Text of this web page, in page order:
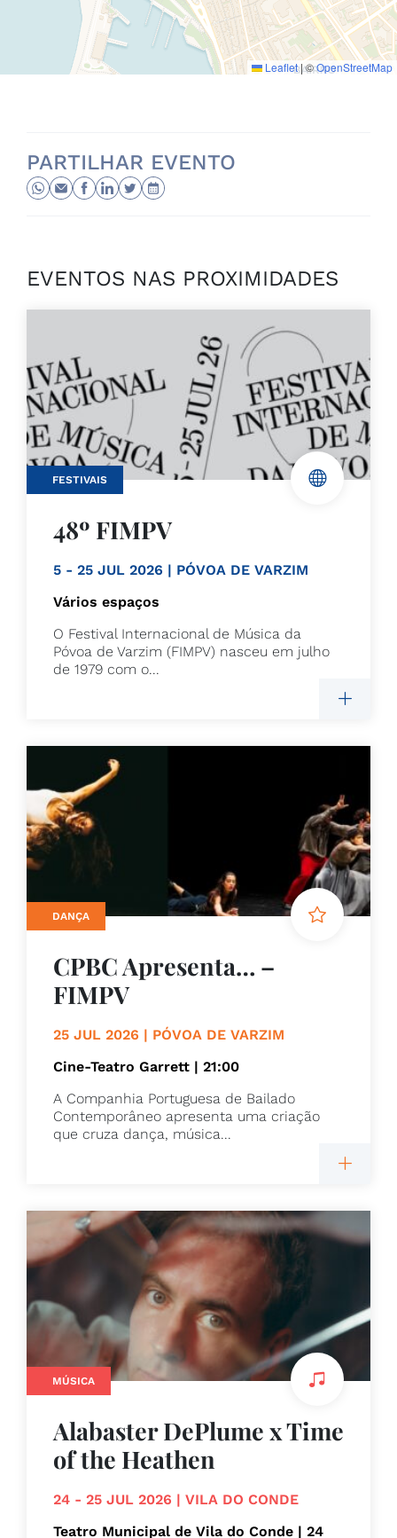
Leaflet |©OpenStreetMap
PARTILHAR EVENTO
EVENTOS NAS PROXIMIDADES
FESTIVAIS
48º FIMPV
5 - 25 JUL 2026 | PÓVOA DE VARZIM
Vários espaços
O Festival Internacional de Música da
Póvoa de Varzim (FIMPV) nasceu em julho
de 1979 com o...
DANÇA
CPBC Apresenta… –
FIMPV
25 JUL 2026 | PÓVOA DE VARZIM
Cine-Teatro Garrett | 21:00
A Companhia Portuguesa de Bailado
Contemporâneo apresenta uma criação
que cruza dança, música...
MÚSICA
Alabaster DePlume x Time
of the Heathen
24 - 25 JUL 2026 | VILA DO CONDE
Teatro Municipal de Vila do Conde | 24